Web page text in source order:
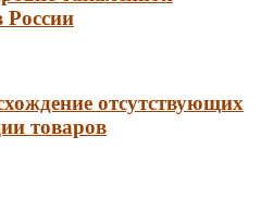
России
отсутствующих
товаров